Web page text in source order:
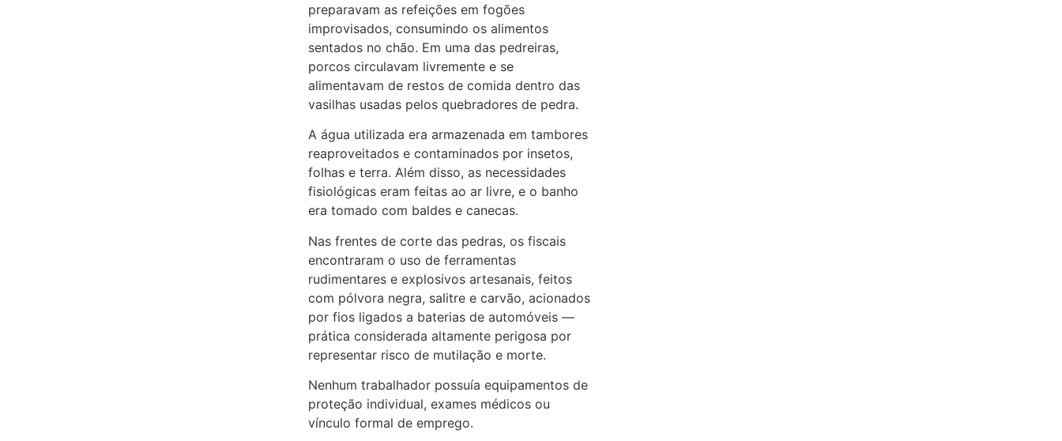
preparavam as refeições em fogões
improvisados, consumindo os alimentos
sentados no chão. Em uma das pedreiras,
porcos circulavam livremente e se
alimentavam de restos de comida dentro das
vasilhas usadas pelos quebradores de pedra.
A água utilizada era armazenada em tambores
reaproveitados e contaminados por insetos,
folhas e terra. Além disso, as necessidades
fisiológicas eram feitas ao ar livre, e o banho
era tomado com baldes e canecas.
Nas frentes de corte das pedras, os fiscais
encontraram o uso de ferramentas
rudimentares e explosivos artesanais, feitos
com pólvora negra, salitre e carvão, acionados
por fios ligados a baterias de automóveis —
prática considerada altamente perigosa por
representar risco de mutilação e morte.
Nenhum trabalhador possuía equipamentos de
proteção individual, exames médicos ou
vínculo formal de emprego.